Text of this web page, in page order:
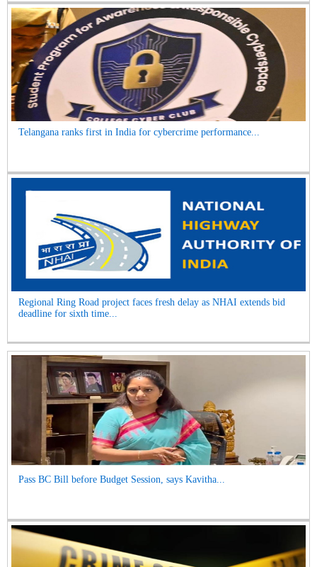
Telangana ranks first in India for cybercrime performance...
Regional Ring Road project faces fresh delay as NHAI extends bid
deadline for sixth time...
Pass BC Bill before Budget Session, says Kavitha...